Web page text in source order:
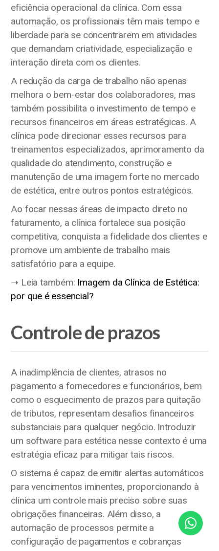
eficiência operacional da clínica. Com essa
automação, os profissionais têm mais tempo e
liberdade para se concentrarem em atividades
que demandam criatividade, especialização e
interação direta com os clientes.
A redução da carga de trabalho não apenas
melhora o bem-estar dos colaboradores, mas
também possibilita o investimento de tempo e
recursos financeiros em áreas estratégicas. A
clínica pode direcionar esses recursos para
treinamentos especializados, aprimoramento da
qualidade do atendimento, construção e
manutenção de uma imagem forte no mercado
de estética, entre outros pontos estratégicos.
Ao focar nessas áreas de impacto direto no
faturamento, a clínica fortalece sua posição
competitiva, conquista a fidelidade dos clientes e
promove um ambiente de trabalho mais
satisfatório para a equipe.
➝ Leia também: Imagem da Clínica de Estética:
por que é essencial?
Controle de prazos
A inadimplência de clientes, atrasos no
pagamento a fornecedores e funcionários, bem
como o esquecimento de prazos para quitação
de tributos, representam desafios financeiros
substanciais para qualquer negócio. Introduzir
um software para estética nesse contexto é uma
estratégia eficaz para mitigar tais riscos.
O sistema é capaz de emitir alertas automáticos
para vencimentos iminentes, proporcionando à
clínica um controle mais preciso sobre suas
obrigações financeiras. Além disso, a
automação de processos permite a
configuração de pagamentos e cobranças